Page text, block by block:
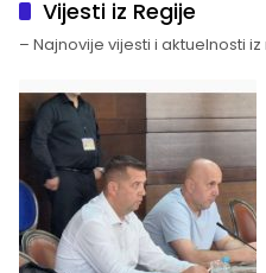
Vijesti iz Regije
– Najnovije vijesti i aktuelnosti